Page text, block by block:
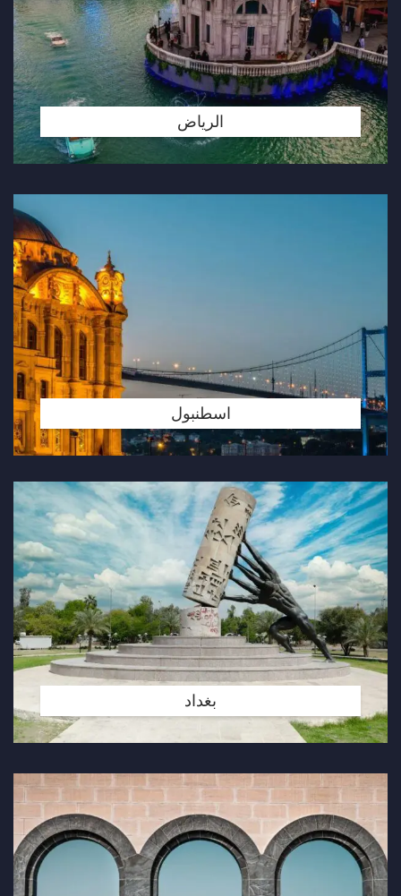
الرياض
اسطنبول
بغداد